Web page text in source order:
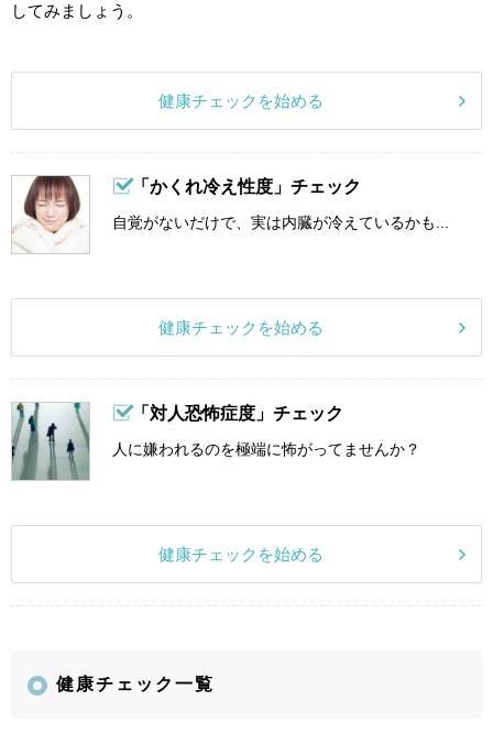
してみましょう。
健康チェックを始める
「かくれ冷え性度」チェック
自覚がないだけで、実は内臓が冷えているかも...
健康チェックを始める
「対人恐怖症度」チェック
人に嫌われるのを極端に怖がってませんか？
健康チェックを始める
健康チェック一覧